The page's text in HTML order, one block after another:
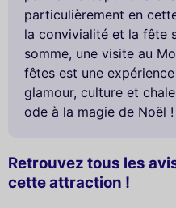
Retrouvez tous les
cette attraction !
particulièrement en
la convivialité et la fête
somme, une visite au
fêtes est une
glamour, culture et
ode à la magie de Noël !